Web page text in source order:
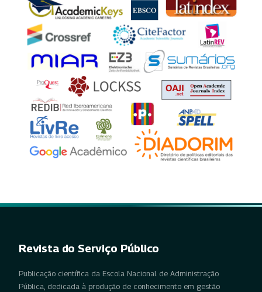
Revista do Serviço Público
Publicação científica da Escola Nacional de Administração
Pública, dedicada à produção de conhecimento em gestão